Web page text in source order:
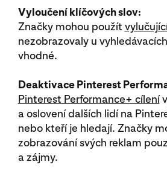
Vyloučení klíčových slov:
Značky mohou použít
nezobrazovaly u
vhodné.
Deaktivace Pinterest
Pinterest Performance+ cílení
a oslovení dalších lidí na
nebo kteří je hledají. Značky
zobrazování svých reklam
a zájmy.